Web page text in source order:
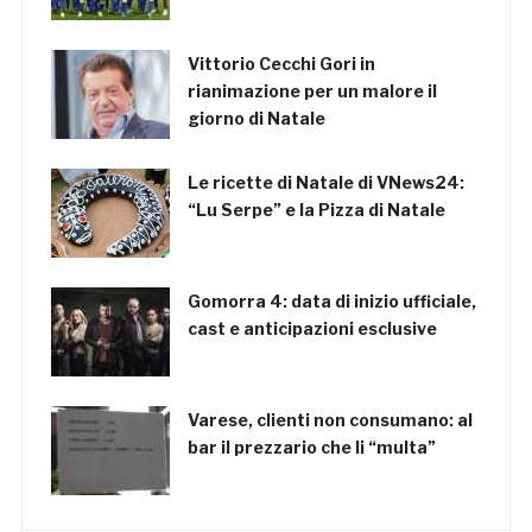
Vittorio Cecchi Gori in
rianimazione per un malore il
giorno di Natale
Le ricette di Natale di VNews24:
“Lu Serpe” e la Pizza di Natale
Gomorra 4: data di inizio ufficiale,
cast e anticipazioni esclusive
Varese, clienti non consumano: al
bar il prezzario che li “multa”